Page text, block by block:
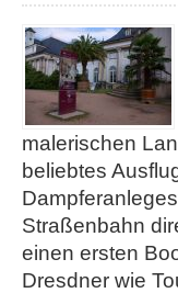
malerischen
beliebtes
Straßenbahn
einen ersten
Dresdner wie